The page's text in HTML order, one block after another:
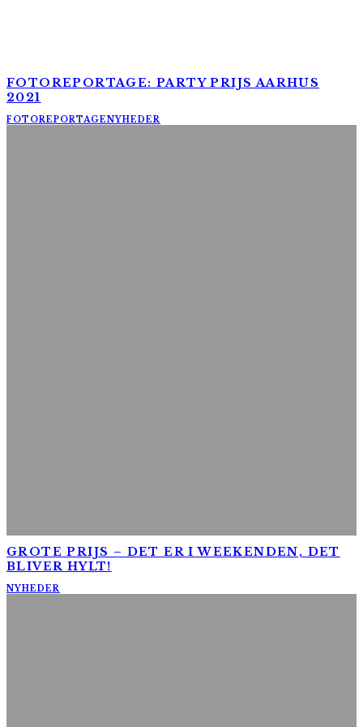
FOTOREPORTAGE: PARTY PRIJS AARHUS
2021
FOTOREPORTAGENYHEDER
GROTE PRIJS – DET ER I WEEKENDEN, DET
BLIVER HYLT!
NYHEDER